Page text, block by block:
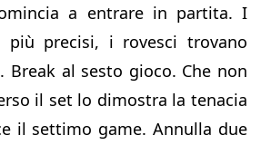
a entrare in partita. I
precisi, i rovesci trovano
al sesto gioco. Che non
il set lo dimostra la tenacia
il settimo game. Annulla due